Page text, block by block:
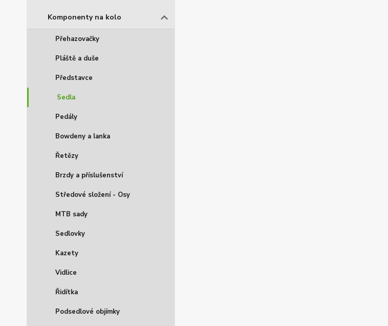
Komponenty na kolo
Přehazovačky
Pláště a duše
Představce
Sedla
Pedály
Bowdeny a lanka
Řetězy
Brzdy a příslušenství
Středové složení - Osy
MTB sady
Sedlovky
Kazety
Vidlice
Řidítka
Podsedlové objímky